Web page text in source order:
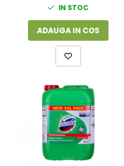
IN STOC
ADAUGA IN COS